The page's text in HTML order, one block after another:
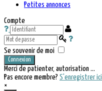
Petites annonces
Compte
Se souvenir de moi
Connexion
Merci de patienter, autorisation ...
Pas encore membre? S'enregistrer ici
×